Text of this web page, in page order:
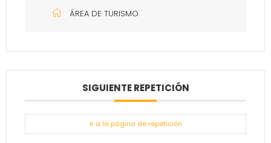
ÁREA DE TURISMO
SIGUIENTE REPETICIÓN
Ir a la página de repetición